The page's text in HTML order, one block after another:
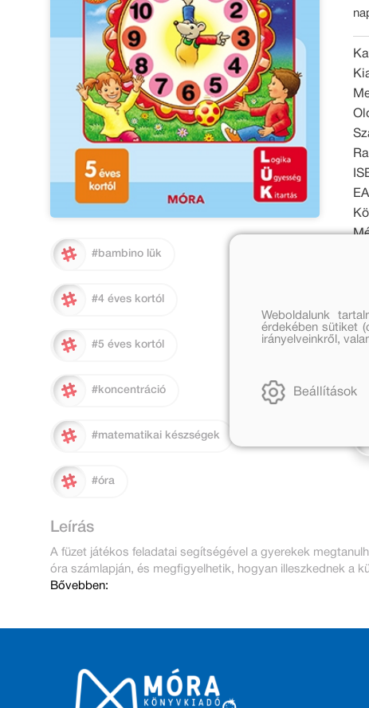
#bambino lük
#4 éves kortól
#5 éves kortól
#koncentráció
#matematikai készségek
#óra
1
Leírás
A füzet játékos feladatai segítségével a gyerekek
óra számlapján, és megfigyelhetik, hogyan illeszkednek a
Bővebben:
Weboldalunk
érdekében sütiket
irányelveinkről,
Beállítások